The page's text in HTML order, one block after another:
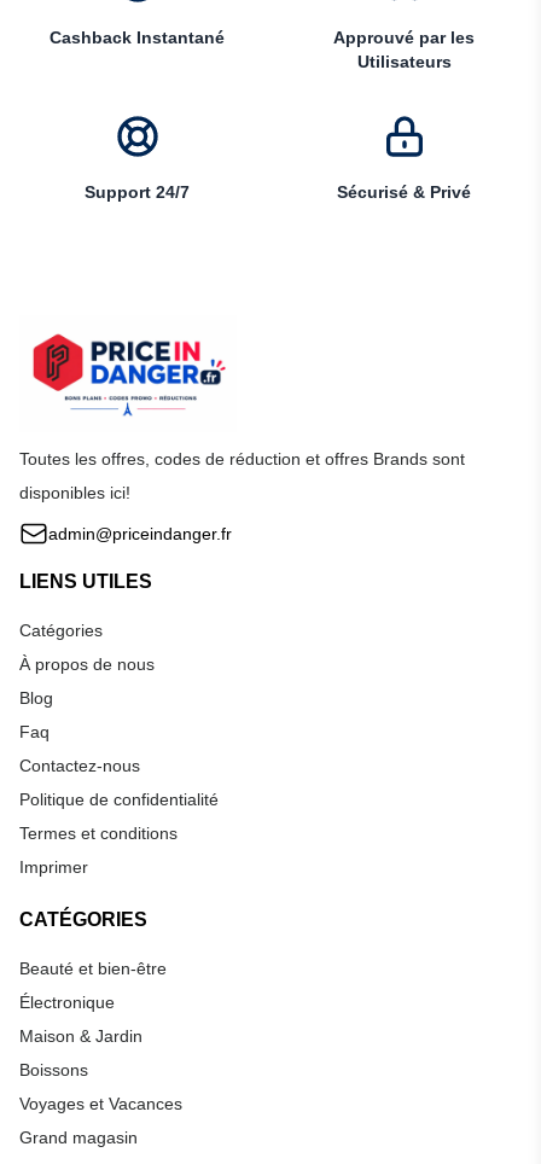
Cashback Instantané
Approuvé par les
Utilisateurs
Support 24/7 Sécurisé & Privé
Toutes les offres, codes de réduction et offres Brands sont
disponibles ici!
admin@priceindanger.fr
LIENS UTILES
Catégories
À propos de nous
Blog
Faq
Contactez-nous
Politique de confidentialité
Termes et conditions
Imprimer
CATÉGORIES
Beauté et bien-être
Électronique
Maison & Jardin
Boissons
Voyages et Vacances
Grand magasin